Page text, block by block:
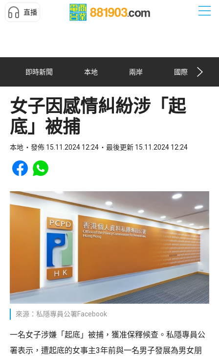
直播
即時新聞 本地 兩岸 國際
女子因感情糾紛涉「起
底」被捕
本地 發佈 15.11.2024 12:24 最後更新 15.11.2024 12:24
Share to Facebook
Share to WhatsApp
來源：私隱專員公署Facebook
一名女子涉嫌「起底」被捕，獲准保釋候查。私隱專員公
署表示，遭起底的女事主3年前與一名男子發展為男女朋